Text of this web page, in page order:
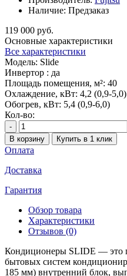
Наличие: Предзаказ
119 000 руб.
Основные характеристики
Все характеристики
Модель: Slide
Инвертор : да
Площадь помещения, м²: 40
Охлаждение, кВт: 4,2 (0,9-5,0)
Обогрев, кВт: 5,4 (0,9-6,0)
Кол-во:
-
В корзину
Купить в 1 клик
Оплата
Доставка
Гарантия
Обзор товара
Характеристики
Отзывов (0)
Кондиционеры SLIDE — это
бытовых систем
185 мм) внутренний блок,